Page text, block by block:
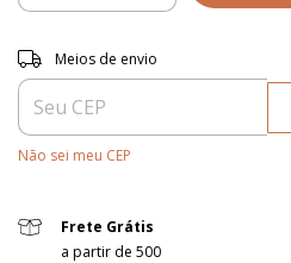
Entregas para o CEP:
Meios de envio
Não sei meu CEP
Frete Grátis
a partir de 500